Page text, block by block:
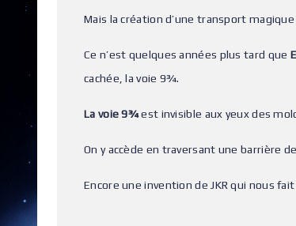
Mais la création d’une transport
Ce n’est quelques années plus tard que
cachée, la voie 9¾.
La voie 9¾est invisible aux yeux des
On y accède en traversant une barrière
Encore une invention de JKR qui nous